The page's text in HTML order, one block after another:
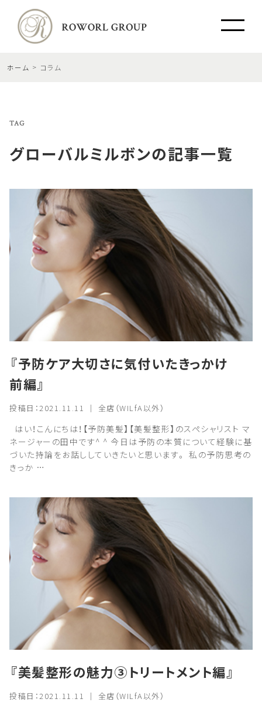
ホーム コラム
TAG
グローバルミルボンの記事一覧
『予防ケア大切さに気付いたきっかけ
前編』
投稿日：2021.11.11 ｜ 全店（WILfA以外）
はい！こんにちは！【予防美髪】【美髪整形】のスペシャリスト マ
ネージャーの田中です^ ^ 今日は予防の本質について経験に基
づいた持論をお話ししていきたいと思います。 私の予防思考の
きっか …
『美髪整形の魅力③トリートメント編』
投稿日：2021.11.11 ｜ 全店（WILfA以外）